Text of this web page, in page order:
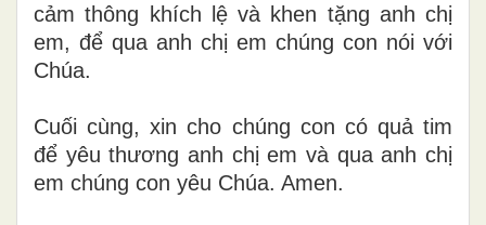
cảm thông khích lệ và khen tặng anh chị
em, để qua anh chị em chúng con nói với
Chúa.
Cuối cùng, xin cho chúng con có quả tim
để yêu thương anh chị em và qua anh chị
em chúng con yêu Chúa. Amen.